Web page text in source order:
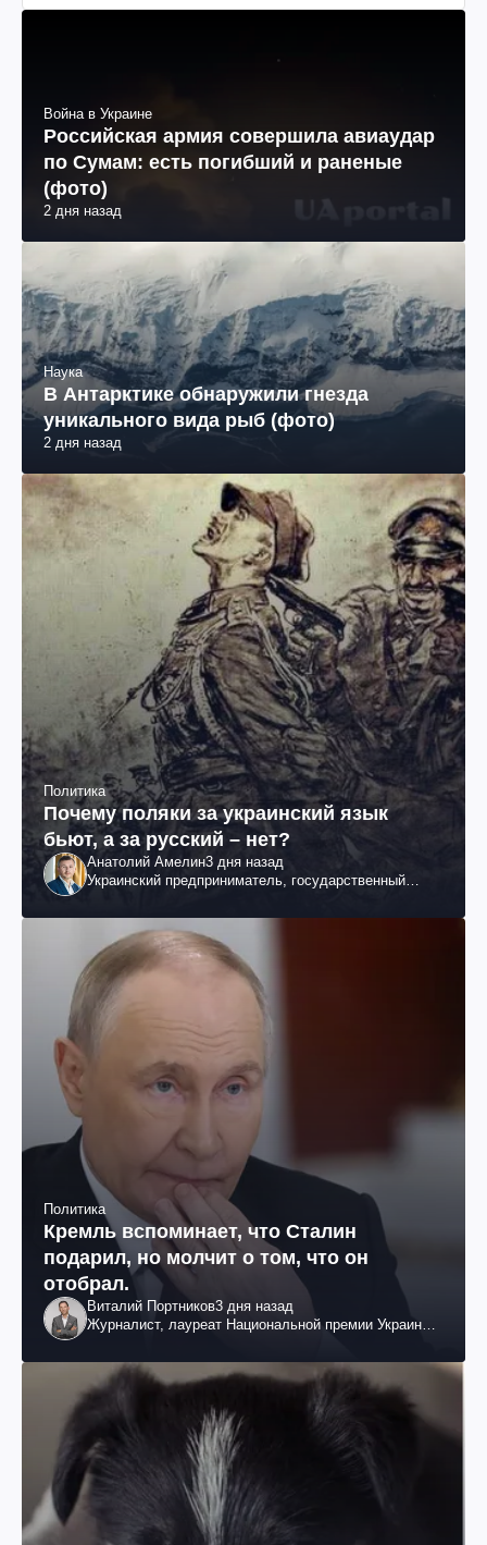
Война в Украине
Российская армия совершила авиаудар
по Сумам: есть погибший и раненые
(фото)
2 дня назад
Наука
В Антарктике обнаружили гнезда
уникального вида рыб (фото)
2 дня назад
Политика
Почему поляки за украинский язык
бьют, а за русский – нет?
Анатолий Амелин3 дня назад
Украинский предприниматель, государственный
Политика
Кремль вспоминает, что Сталин
подарил, но молчит о том, что он
отобрал.
Виталий Портников3 дня назад
Журналист, лауреат Национальной премии Украины